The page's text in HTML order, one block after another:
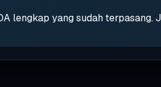
lengkap yang sudah terpasang.